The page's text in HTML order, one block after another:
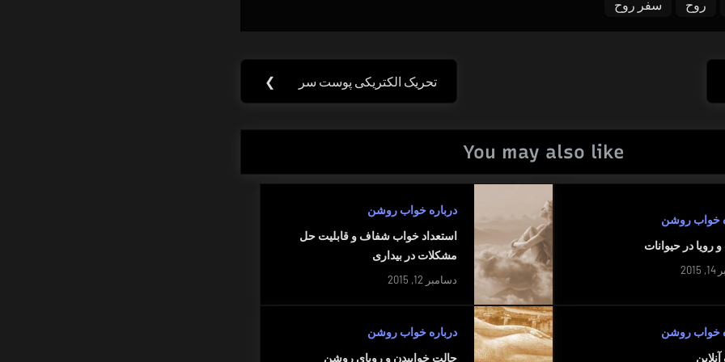
روح سفر روح
Next
تحریک الکتریکی پوست سر ❯
You may also like
خواب روشن
رویا در حیوانات
درباره خواب روشن
استعداد خواب شفاف و قابلیت حل
مشکلات در بیداری
دسامبر 12, 2015
خواب روشن
درباره خواب روشن
حالت خوابیدن و رویای روشن